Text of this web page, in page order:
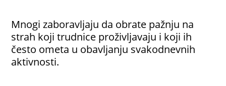
Mnogi zaboravljaju da obrate pažnju na
strah koji trudnice proživljavaju i koji ih
često ometa u obavljanju svakodnevnih
aktivnosti.